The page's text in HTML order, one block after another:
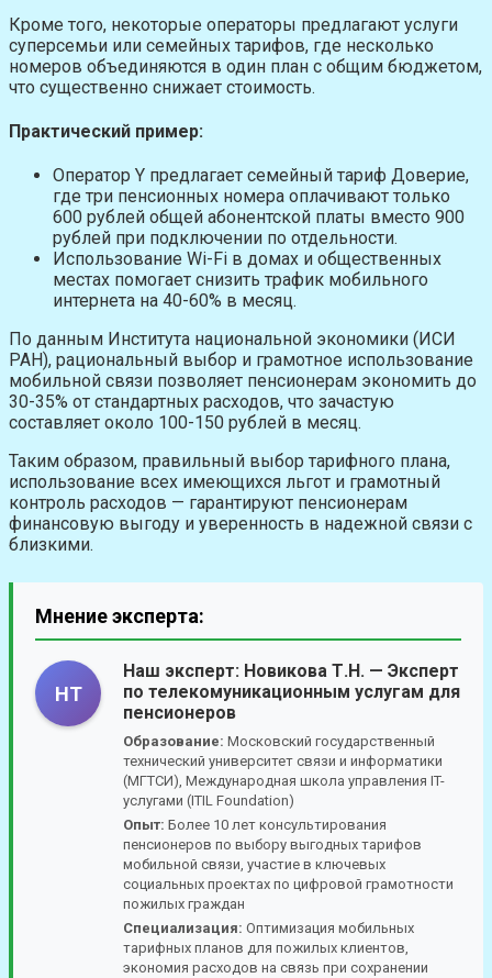
Кроме того, некоторые операторы предлагают услуги
суперсемьи или семейных тарифов, где несколько
номеров объединяются в один план с общим бюджетом,
что существенно снижает стоимость.
Практический пример:
Оператор Y предлагает семейный тариф Доверие,
где три пенсионных номера оплачивают только
600 рублей общей абонентской платы вместо 900
рублей при подключении по отдельности.
Использование Wi-Fi в домах и общественных
местах помогает снизить трафик мобильного
интернета на 40-60% в месяц.
По данным Института национальной экономики (ИСИ
РАН), рациональный выбор и грамотное использование
мобильной связи позволяет пенсионерам экономить до
30-35% от стандартных расходов, что зачастую
составляет около 100-150 рублей в месяц.
Таким образом, правильный выбор тарифного плана,
использование всех имеющихся льгот и грамотный
контроль расходов — гарантируют пенсионерам
финансовую выгоду и уверенность в надежной связи с
близкими.
Мнение эксперта:
НТ
Наш эксперт: Новикова Т.Н. — Эксперт
по телекомуникационным услугам для
пенсионеров
Образование: Московский государственный
технический университет связи и информатики
(МГТСИ), Международная школа управления IT-
услугами (ITIL Foundation)
Опыт: Более 10 лет консультирования
пенсионеров по выбору выгодных тарифов
мобильной связи, участие в ключевых
социальных проектах по цифровой грамотности
пожилых граждан
Специализация: Оптимизация мобильных
тарифных планов для пожилых клиентов,
экономия расходов на связь при сохранении